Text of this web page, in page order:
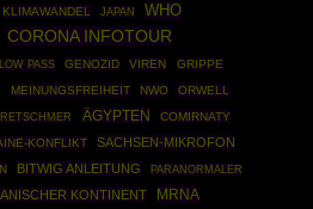
KLIMAWANDEL JAPAN WHO
CORONA INFOTOUR
PASS GENOZID VIREN
GRIPPE
MEINUNGSFREIHEIT NWO ORWELL
ÄGYPTEN COMIRNATY
KONFLIKT
SACHSEN-MIKROFON
BITWIG ANLEITUNG PARANORMALER
KONTINENT
MRNA